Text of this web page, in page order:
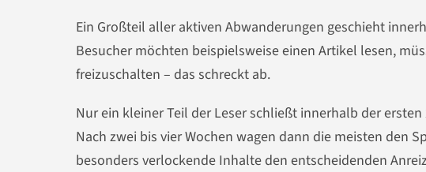
Ein Großteil aller aktiven Abwanderungen geschieht
Besucher möchten beispielsweise einen Artikel lesen,
freizuschalten – das schreckt ab.
Nur ein kleiner Teil der Leser schließt innerhalb der
Nach zwei bis vier Wochen wagen dann die meisten den
besonders verlockende Inhalte den entscheidenden